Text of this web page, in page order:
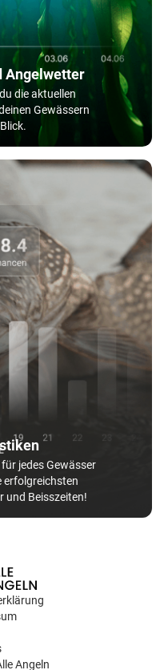
Angelwetter
die aktuellen
Gewässern
jedes Gewässer
erfolgreichsten
und Beisszeiten!
Angeln